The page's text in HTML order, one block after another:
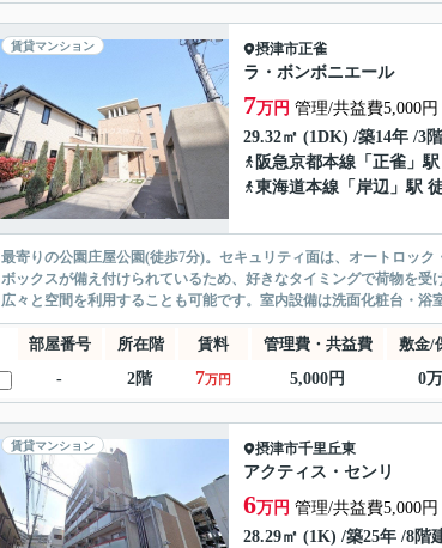
賃貸マンション 摂津市正雀
ラ・ボンボニエール
7万円 管理/共益費5,000円
29.32㎡ (1DK) /築14年 /3
阪急京都本線 「 正雀 」
東海道本線 「 岸辺 」駅
最寄りの公園庄屋公園(徒歩7分)。セキュリティ面は、オートロッ
ボックスが備え付けられているため、好きなタイミングで荷物を受
広々と空間を利用することも可能です。室内設備は洗面化粧台・
部屋番号 所在階 賃料 管理費・共益費 敷金/
-
2階 7万円 5,000円 0
賃貸マンション 摂津市千里丘東
アクティス・センリ
6万円 管理/共益費5,000円
28.29㎡ (1K) /築25年 /8階